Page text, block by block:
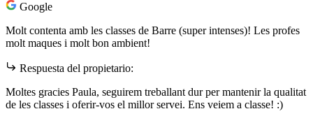
Google
Molt contenta amb les classes de Barre (super intenses)! Les profes
molt maques i molt bon ambient!
Respuesta del propietario:
Moltes gracies Paula, seguirem treballant dur per mantenir la qualitat
de les classes i oferir-vos el millor servei. Ens veiem a classe! :)